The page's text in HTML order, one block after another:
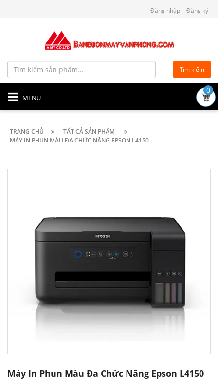
Đăng nhập Đăng ký
Tìm kiếm
MENU
0
TRANG CHỦ
TẤT CẢ SẢN PHẨM
MÁY IN PHUN MÀU ĐA CHỨC NĂNG EPSON L4150
Máy In Phun Màu Đa Chức Năng Epson L4150